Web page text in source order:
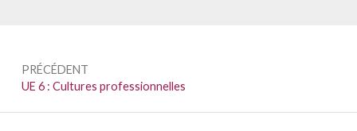
Navigation
de
l’article
PRÉCÉDENT
Précédent :
UE 6 : Cultures professionnelles